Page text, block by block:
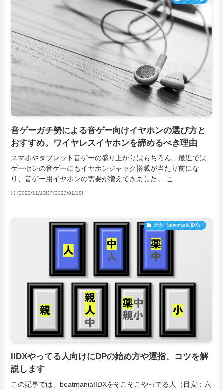
音ゲーガチ勢による音ゲー向けイヤホンの選び方と
おすすめ。ワイヤレスイヤホンを諦めるべき理由
スマホやタブレット音ゲーの盛り上がりはもちろん、最近では
ゲーセンの音ゲーにもイヤホンジャック搭載が当たり前にな
り、音ゲー用イヤホンの需要が増えてきました。 こ...
[2022/11/13] [2023/01/10]
弐寺（beatmaniaIIDX）
IIDXやってる人向けにDPの始め方や運指、コツを解
説します
この記事では、beatmaniaIIDXをそこそこやってる人（目安：六